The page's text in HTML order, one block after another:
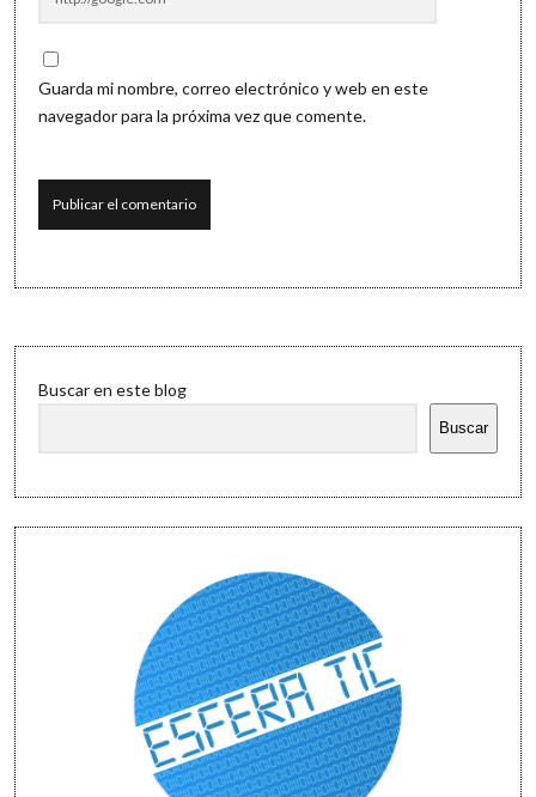
Guarda mi nombre, correo electrónico y web en este
navegador para la próxima vez que comente.
Sidebar
Buscar en este blog
Buscar